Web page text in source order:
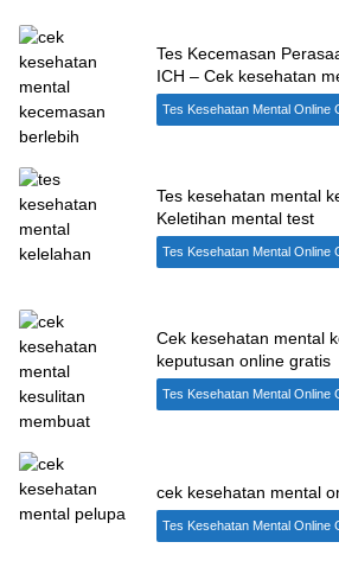
Tes Kecemasan
ICH – Cek kesehatan
Tes Kesehatan Mental Online
Tes kesehatan mental
Keletihan mental test
Tes Kesehatan Mental Online
Cek kesehatan mental
keputusan online gratis
Tes Kesehatan Mental Online
cek kesehatan mental
Tes Kesehatan Mental Online